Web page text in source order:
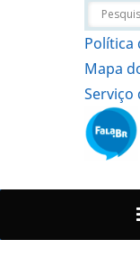
Política
Mapa
Serviço